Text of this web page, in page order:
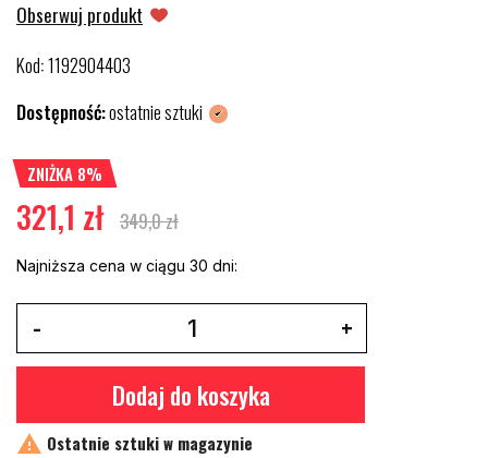
Obserwuj produkt
Kod:1192904403
Dostępność:ostatnie sztuki
ZNIŻKA 8%
321,1 zł 349,0 zł
Najniższa cena w ciągu 30 dni:
Dodaj do koszyka
 Ostatnie sztuki w magazynie